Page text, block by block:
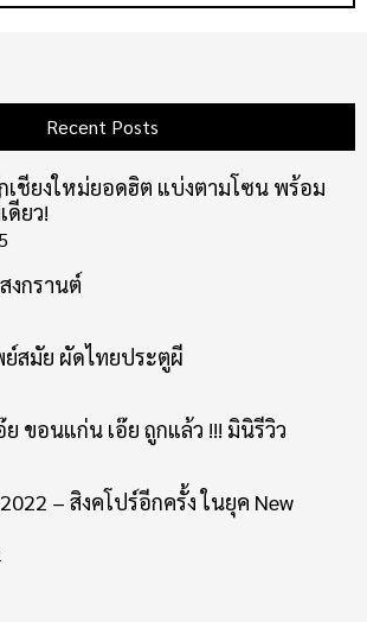
Recent Posts
เชียงใหม่ยอดฮิต แบ่งตามโซน พร้อม
ดียว!
งกรานต์
สมัย ผัดไทยประตูผี
ขอนแก่น เอ๊ย ถูกแล้ว !!! มินิรีวิว
– สิงคโปร์อีกครั้ง ในยุค New